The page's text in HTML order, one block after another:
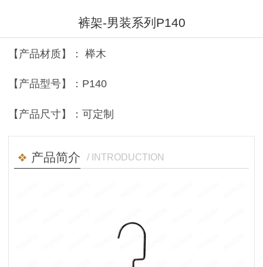
裤架-男装系列P140
【产品材质】： 榉木
【产品型号】：P140
【产品尺寸】：可定制
产品简介 / INTRODUCTION